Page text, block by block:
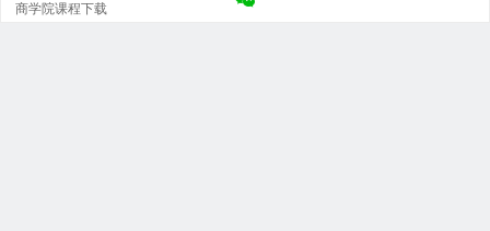
商学院课程下载